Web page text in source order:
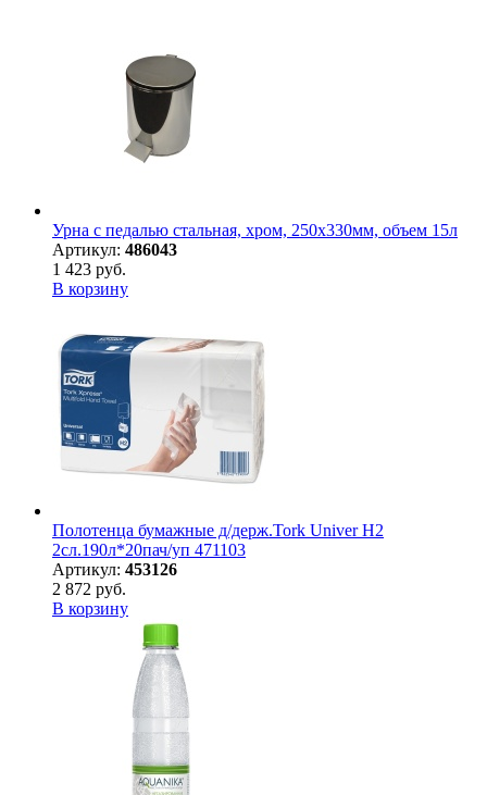
Урна с педалью стальная, хром, 250х330мм, объем 15л
Артикул: 486043
1 423 руб.
В корзину
Полотенца бумажные д/держ.Tork Univer H2
2сл.190л*20пач/уп 471103
Артикул: 453126
2 872 руб.
В корзину